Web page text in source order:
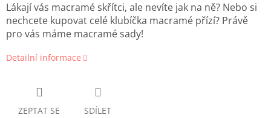
Lákají vás macramé skřítci, ale nevíte jak na ně? Nebo si
nechcete kupovat celé klubíčka macramé přízí? Právě
pro vás máme macramé sady!
Detailní informace
ZEPTAT SE SDÍLET